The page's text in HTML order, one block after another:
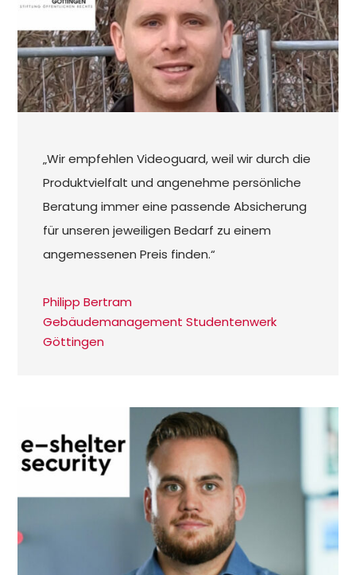
„Wir empfehlen Videoguard, weil wir durch die
Produktvielfalt und angenehme persönliche
Beratung immer eine passende Absicherung
für unseren jeweiligen Bedarf zu einem
angemessenen Preis finden.“
Philipp Bertram
Gebäudemanagement Studentenwerk
Göttingen